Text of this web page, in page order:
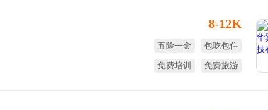
8-12K
五险一金
包吃包住
免费培训
免费旅游